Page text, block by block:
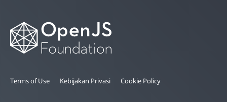
Terms of Use Kebijakan Privasi Cookie Policy